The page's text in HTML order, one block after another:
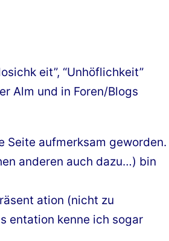
eit”, “Unhöflichkeit”
Alm und in Foren/Blogs
Seite aufmerksam geworden.
anderen auch dazu…) bin
ation (nicht zu
entation kenne ich sogar